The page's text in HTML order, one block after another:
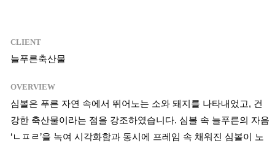
CLIENT
늘푸른축산물
OVERVIEW
심볼은 푸른 자연 속에서 뛰어노는 소와 돼지를 나타내었고, 건
강한 축산물이라는 점을 강조하였습니다. 심볼 속 늘푸른의 자음
‘ㄴㅍㄹ’을 녹여 시각화함과 동시에 프레임 속 채워진 심볼이 노